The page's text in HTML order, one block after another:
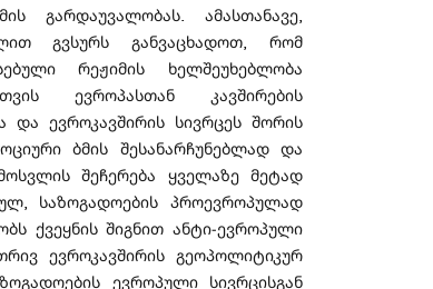
გარდაუვალობას. ამასთანავე,
გვსურს განვაცხადოთ, რომ
რეჟიმის ხელშეუხებლობა
ევროპასთან კავშირების
და ევროკავშირის სივრცეს შორის
ბმის შესანარჩუნებლად და
შეჩერება ყველაზე მეტად
საზოგადოების პროევროპულად
ქვეყნის შიგნით ანტი-ევროპული
ევროკავშირის გეოპოლიტიკურ
ევროპული სივრცისგან